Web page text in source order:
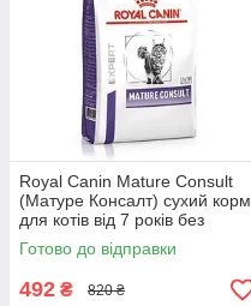
Royal Canin Mature Consult
(Матуре Консалт) сухий корм
для котів від 7 років без
старіння, 1.5 кг (термін
придатності до 07.2026)
Готово до відправки
492 ₴ 820 ₴